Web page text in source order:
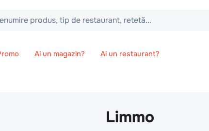
produs, tip de restaurant, retetă...
Ai un magazin? Ai un restaurant?
Limmo